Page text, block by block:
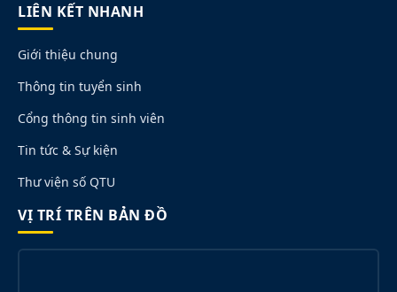
LIÊN KẾT NHANH
Giới thiệu chung
Thông tin tuyển sinh
Cổng thông tin sinh viên
Tin tức & Sự kiện
Thư viện số QTU
VỊ TRÍ TRÊN BẢN ĐỒ